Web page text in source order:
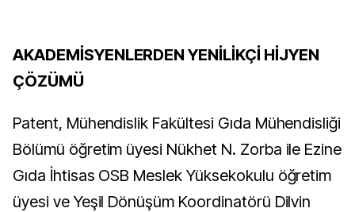
AKADEMİSYENLERDEN YENİLİKÇİ HİJYEN
ÇÖZÜMÜ
Patent, Mühendislik Fakültesi Gıda Mühendisliği
Bölümü öğretim üyesi Nükhet N. Zorba ile Ezine
Gıda İhtisas OSB Meslek Yüksekokulu öğretim
üyesi ve Yeşil Dönüşüm Koordinatörü Dilvin